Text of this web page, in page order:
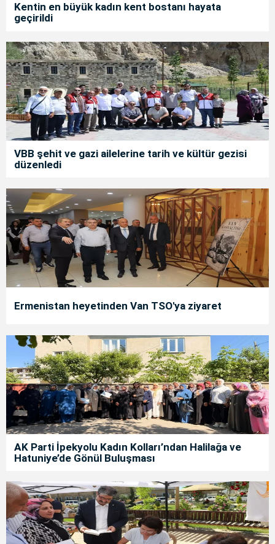
Kentin en büyük kadın kent bostanı hayata
geçirildi
VBB şehit ve gazi ailelerine tarih ve kültür gezisi
düzenledi
Ermenistan heyetinden Van TSO'ya ziyaret
AK Parti İpekyolu Kadın Kolları’ndan Halilağa ve
Hatuniye’de Gönül Buluşması